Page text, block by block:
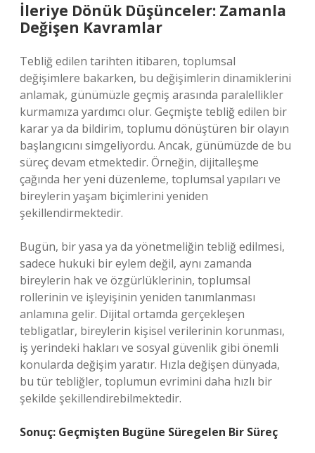
İleriye Dönük Düşünceler: Zamanla
Değişen Kavramlar
Tebliğ edilen tarihten itibaren, toplumsal
değişimlere bakarken, bu değişimlerin dinamiklerini
anlamak, günümüzle geçmiş arasında paralellikler
kurmamıza yardımcı olur. Geçmişte tebliğ edilen bir
karar ya da bildirim, toplumu dönüştüren bir olayın
başlangıcını simgeliyordu. Ancak, günümüzde de bu
süreç devam etmektedir. Örneğin, dijitalleşme
çağında her yeni düzenleme, toplumsal yapıları ve
bireylerin yaşam biçimlerini yeniden
şekillendirmektedir.
Bugün, bir yasa ya da yönetmeliğin tebliğ edilmesi,
sadece hukuki bir eylem değil, aynı zamanda
bireylerin hak ve özgürlüklerinin, toplumsal
rollerinin ve işleyişinin yeniden tanımlanması
anlamına gelir. Dijital ortamda gerçekleşen
tebligatlar, bireylerin kişisel verilerinin korunması,
iş yerindeki hakları ve sosyal güvenlik gibi önemli
konularda değişim yaratır. Hızla değişen dünyada,
bu tür tebliğler, toplumun evrimini daha hızlı bir
şekilde şekillendirebilmektedir.
Sonuç: Geçmişten Bugüne Süregelen Bir Süreç